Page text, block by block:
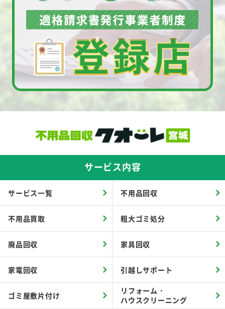
サービス内容
サービス一覧 不用品回収
不用品買取 粗大ゴミ処分
廃品回収 家具回収
家電回収 引越しサポート
ゴミ屋敷片付け
リフォーム・
ハウスクリーニング